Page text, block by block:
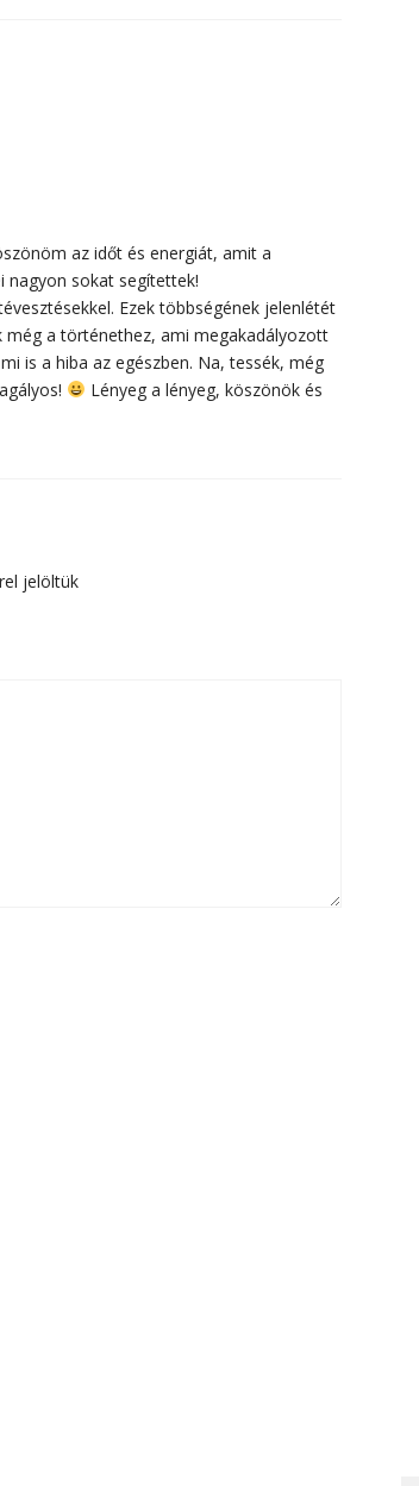
az időt és energiát, amit a
nagyon sokat segítettek!
Ezek többségének jelenlétét
a történethez, ami megakadályozott
is a hiba az egészben. Na, tessék, még
Lényeg a lényeg, köszönök és
jelöltük